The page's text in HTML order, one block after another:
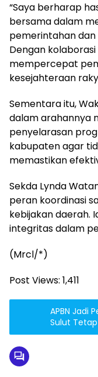
“Saya berharap
bersama dalam
pemerintahan
Dengan
mempercepat
kesejahteraan
Sementara itu,
dalam arahannya
penyelarasan
kabupaten agar
memastikan
Sekda Lynda
peran koordinasi
kebijakan daerah.
integritas dalam
(Mrcl/*)
Post Views: 1,411
APBN Jadi
Sulut